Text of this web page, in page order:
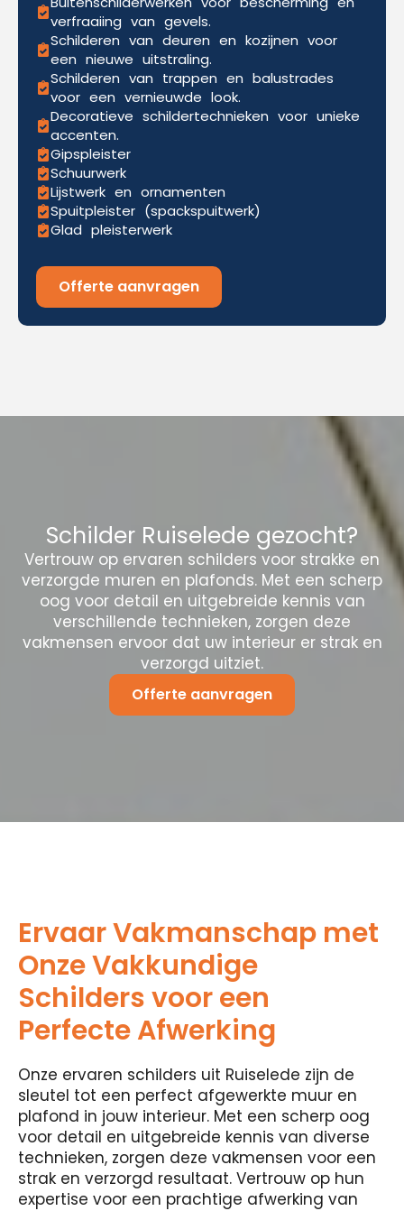
verfraaiing van gevels.
Schilderen van deuren en kozijnen voor
een nieuwe uitstraling.
Schilderen van trappen en balustrades
voor een vernieuwde look.
Decoratieve schildertechnieken voor unieke
accenten.
Gipspleister
Schuurwerk
Lijstwerk en ornamenten
Spuitpleister (spackspuitwerk)
Glad pleisterwerk
Offerte aanvragen
Schilder Ruiselede gezocht?
Vertrouw op ervaren schilders voor strakke en
verzorgde muren en plafonds. Met een scherp
oog voor detail en uitgebreide kennis van
verschillende technieken, zorgen deze
vakmensen ervoor dat uw interieur er strak en
verzorgd uitziet.
Offerte aanvragen
Ervaar Vakmanschap met
Onze Vakkundige
Schilders voor een
Perfecte Afwerking
Onze ervaren schilders uit Ruiselede zijn de
sleutel tot een perfect afgewerkte muur en
plafond in jouw interieur. Met een scherp oog
voor detail en uitgebreide kennis van diverse
technieken, zorgen deze vakmensen voor een
strak en verzorgd resultaat. Vertrouw op hun
expertise voor een prachtige afwerking van